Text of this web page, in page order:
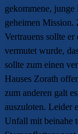
gekommene,
geheimen Mission.
Vertrauens sollte
vermutet wurde,
sollte zum einen
Hauses Zorath
zum anderen galt
auszuloten. Leider
Unfall mit beinahe